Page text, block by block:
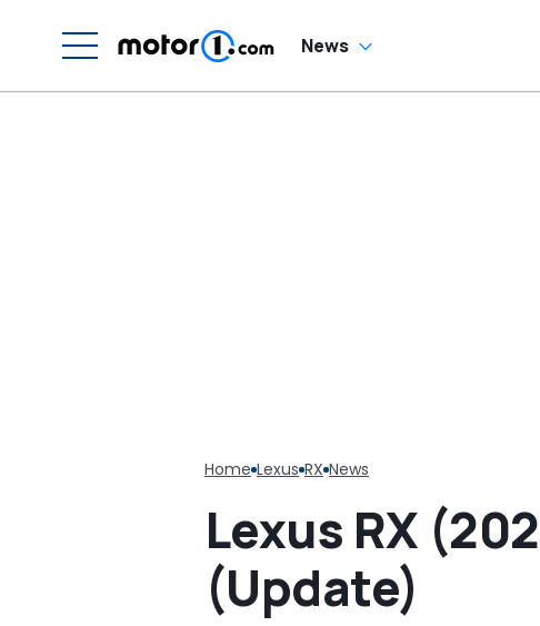
News
Home Lexus RX News
Lexus RX
(Update)